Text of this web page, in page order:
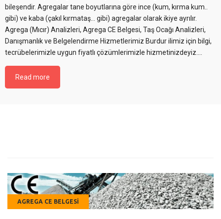
bileşendir. Agregalar tane boyutlarına göre ince (kum, kırma kum..
gibi) ve kaba (çakıl kırmataş… gibi) agregalar olarak ikiye ayrılır.
Agrega (Mıcır) Analizleri, Agrega CE Belgesi, Taş Ocağı Analizleri,
Danışmanlık ve Belgelendirme Hizmetlerimiz Burdur ilimiz için bilgi,
tecrübelerimizle uygun fiyatlı çözümlerimizle hizmetinizdeyiz....
Read more
AGREGA CE BELGESI